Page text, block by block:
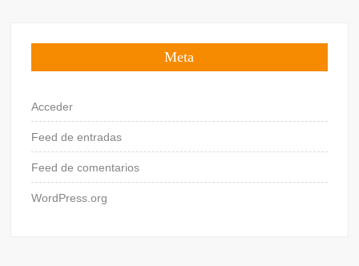
Meta
Acceder
Feed de entradas
Feed de comentarios
WordPress.org